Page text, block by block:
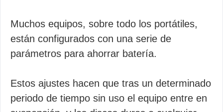
Muchos equipos, sobre todo los portátiles,
están configurados con una serie de
parámetros para ahorrar batería.
Estos ajustes hacen que tras un determinado
periodo de tiempo sin uso el equipo entre en